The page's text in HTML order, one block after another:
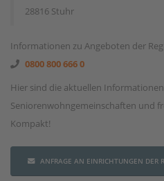
28816 Stuhr
Informationen zu Angeboten der
0800 800 666 0
Hier sind die aktuellen
Seniorenwohngemeinschaften und
Kompakt!
ANFRAGE AN EINRICHTUNGEN DER